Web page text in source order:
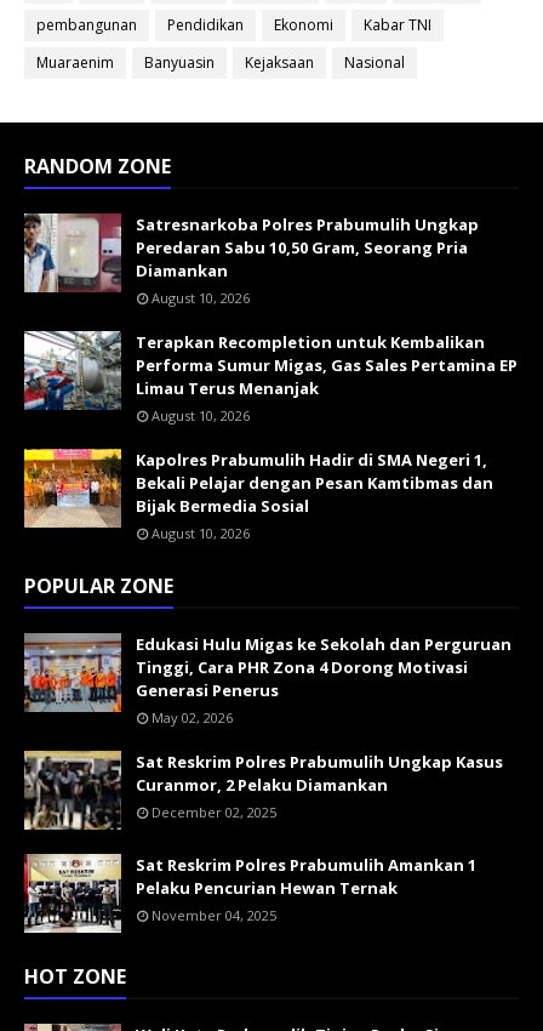
pembangunan
Pendidikan Ekonomi
Kabar TNI
Muaraenim
Banyuasin Kejaksaan Nasional
RANDOM ZONE
Satresnarkoba Polres Prabumulih Ungkap
Peredaran Sabu 10,50 Gram, Seorang Pria
Diamankan
August 10, 2026
Terapkan Recompletion untuk Kembalikan
Performa Sumur Migas, Gas Sales Pertamina EP
Limau Terus Menanjak
August 10, 2026
Kapolres Prabumulih Hadir di SMA Negeri 1,
Bekali Pelajar dengan Pesan Kamtibmas dan
Bijak Bermedia Sosial
August 10, 2026
POPULAR ZONE
Edukasi Hulu Migas ke Sekolah dan Perguruan
Tinggi, Cara PHR Zona 4 Dorong Motivasi
Generasi Penerus
May 02, 2026
Sat Reskrim Polres Prabumulih Ungkap Kasus
Curanmor, 2 Pelaku Diamankan
December 02, 2025
Sat Reskrim Polres Prabumulih Amankan 1
Pelaku Pencurian Hewan Ternak
November 04, 2025
HOT ZONE